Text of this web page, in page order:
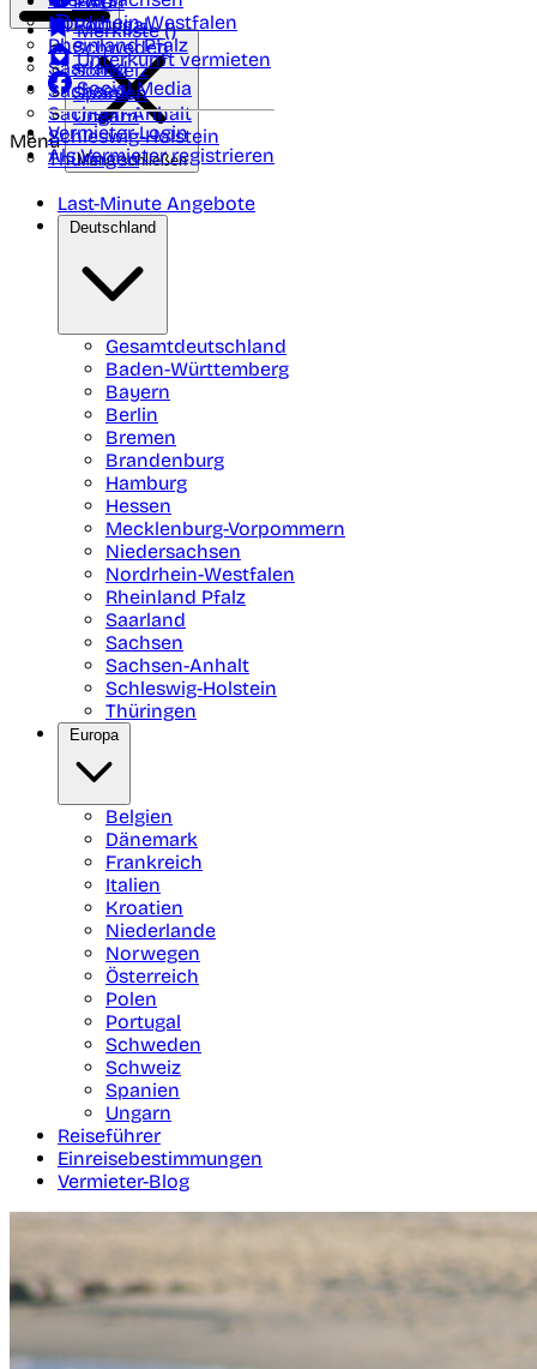
Nordrhein-Westfalen
Rheinland Pfalz
Saarland
Sachsen
Sachsen-Anhalt
Schleswig-Holstein
Thüringen
Portugal
Schweden
Schweiz
Spanien
Ungarn
Merkliste ()
Unterkunft vermieten
Social Media
Vermieter-Login
Als Vermieter registrieren
Menü
Menü schließen
Last-Minute Angebote
Deutschland
Gesamtdeutschland
Baden-Württemberg
Bayern
Berlin
Bremen
Brandenburg
Hamburg
Hessen
Mecklenburg-Vorpommern
Niedersachsen
Nordrhein-Westfalen
Rheinland Pfalz
Saarland
Sachsen
Sachsen-Anhalt
Schleswig-Holstein
Thüringen
Europa
Belgien
Dänemark
Frankreich
Italien
Kroatien
Niederlande
Norwegen
Österreich
Polen
Portugal
Schweden
Schweiz
Spanien
Ungarn
Reiseführer
Einreisebestimmungen
Vermieter-Blog